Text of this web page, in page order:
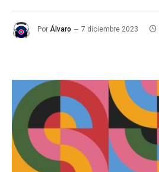
Por Álvaro 7 diciembre 2023